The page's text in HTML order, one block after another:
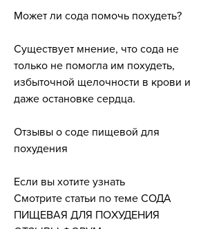
Может ли сода помочь похудеть?
Существует мнение, что сода не
только не помогла им похудеть,
избыточной щелочности в крови и
даже остановке сердца.
Отзывы о соде пищевой для
похудения
Если вы хотите узнать
Смотрите статьи по теме СОДА
ПИЩЕВАЯ ДЛЯ ПОХУДЕНИЯ
ОТЗЫВЫ ФОРУМ: